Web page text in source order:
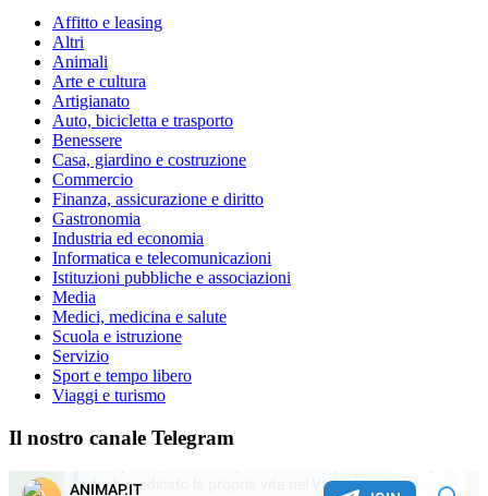
Affitto e leasing
Altri
Animali
Arte e cultura
Artigianato
Auto, bicicletta e trasporto
Benessere
Casa, giardino e costruzione
Commercio
Finanza, assicurazione e diritto
Gastronomia
Industria ed economia
Informatica e telecomunicazioni
Istituzioni pubbliche e associazioni
Media
Medici, medicina e salute
Scuola e istruzione
Servizio
Sport e tempo libero
Viaggi e turismo
Il nostro canale Telegram